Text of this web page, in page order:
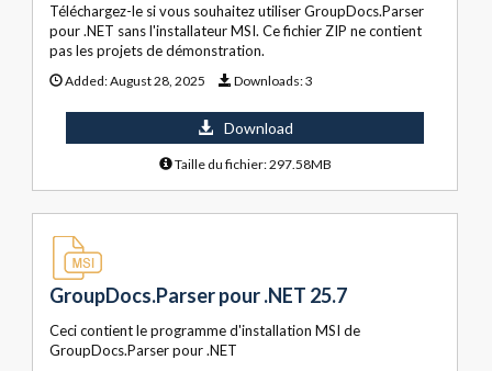
Téléchargez-le si vous souhaitez utiliser GroupDocs.Parser
pour .NET sans l'installateur MSI. Ce fichier ZIP ne contient
pas les projets de démonstration.
Added:August 28, 2025 Downloads:3
Download
Taille du fichier: 297.58MB
GroupDocs.Parser pour .NET 25.7
Ceci contient le programme d'installation MSI de
GroupDocs.Parser pour .NET